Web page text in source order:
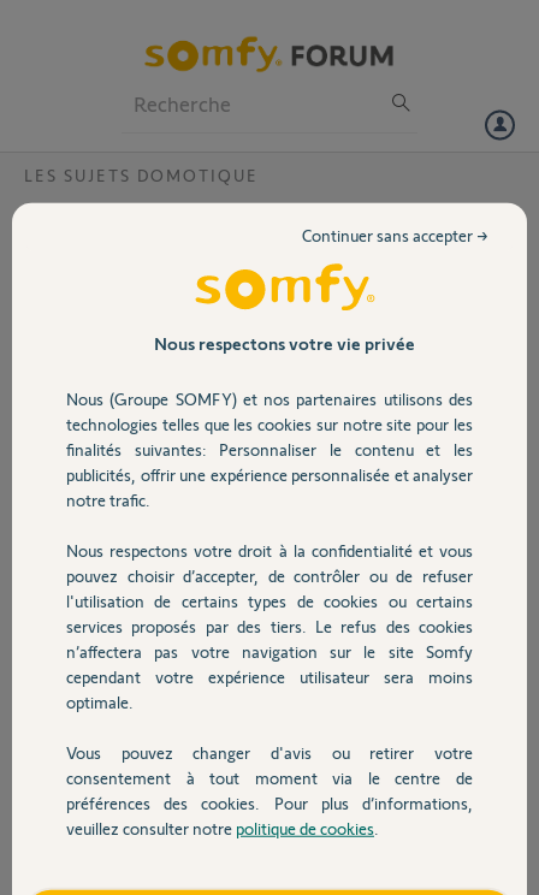
Volet
Sécurité
Domotique
Chauffage
Autres produits
Devis avec un pro
Contact
LES SUJETS DOMOTIQUE
tahoma switch duplicata de scénario HS
Depuis plusieurs jours, et la probable mise à jour 1.8.0,les touches
dupliquer ne fonctionnent plus. La touche poubelle oui, mais il ne se
merci de corriger.
Merci,
il y a plus de 4 ans
Participer au fil de discussion
Réponses
Bonjour David
émulateur Android sur Windows 10 (Bluestacks 5) et avec ça, on peut
dupliquer les scénarios.
Nous respectons votre vie privée
Nous (Groupe SOMFY) et nos partenaires utilisons des
technologies telles que les cookies sur notre site pour les
finalités suivantes: Personnaliser le contenu et les
publicités, offrir une expérience personnalisée et analyser
notre trafic.
Nous respectons votre droit à la confidentialité et vous
pouvez choisir d’accepter, de contrôler ou de refuser
l'utilisation de certains types de cookies ou certains
services proposés par des tiers. Le refus des cookies
n’affectera pas votre navigation sur le site Somfy
cependant votre expérience utilisateur sera moins
optimale.
Vous pouvez changer d'avis ou retirer votre
consentement à tout moment via le centre de
préférences des cookies. Pour plus d’informations,
veuillez consulter notre politique de cookies
Continuer sans accepter →